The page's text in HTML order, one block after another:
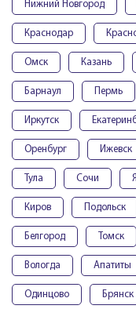
Нижний Новгород
Краснодар
Омск Казань
Барнаул Пермь
Иркутск
Оренбург Ижевск
Тула Сочи
Киров Подольск
Белгород Томск
Вологда Апатиты
Одинцово Брянск